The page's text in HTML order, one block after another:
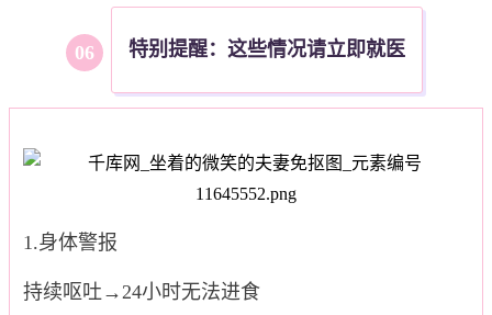
06 特别提醒：这些情况请立即就医
1.身体警报
持续呕吐→24小时无法进食